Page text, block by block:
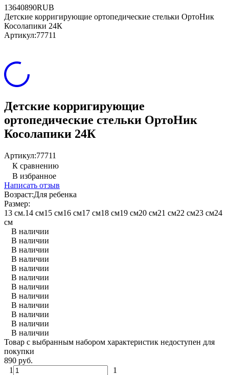
13640890RUB
Детские корригирующие ортопедические стельки ОртоНик
Косолапики 24К
Артикул:77711
Детские корригирующие
ортопедические стельки ОртоНик
Косолапики 24К
Артикул:77711
К сравнению
В избранное
Написать отзыв
Возраст:Для ребенка
Размер:
13 см.14 см15 см16 см17 см18 см19 см20 см21 см22 см23 см24
см
В наличии
В наличии
В наличии
В наличии
В наличии
В наличии
В наличии
В наличии
В наличии
В наличии
В наличии
В наличии
Товар с выбранным набором характеристик недоступен для
покупки
890 руб.
1
1